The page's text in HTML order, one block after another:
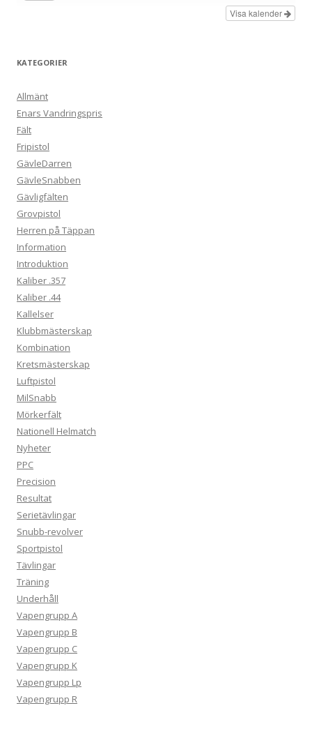
Visa kalender
KATEGORIER
Allmänt
Enars Vandringspris
Fält
Fripistol
GävleDarren
GävleSnabben
Gävligfälten
Grovpistol
Herren på Täppan
Information
Introduktion
Kaliber .357
Kaliber .44
Kallelser
Klubbmästerskap
Kombination
Kretsmästerskap
Luftpistol
MilSnabb
Mörkerfält
Nationell Helmatch
Nyheter
PPC
Precision
Resultat
Serietävlingar
Snubb-revolver
Sportpistol
Tävlingar
Träning
Underhåll
Vapengrupp A
Vapengrupp B
Vapengrupp C
Vapengrupp K
Vapengrupp Lp
Vapengrupp R